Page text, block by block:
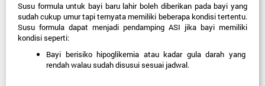
Susu formula untuk bayi baru lahir boleh diberikan pada bayi yang
sudah cukup umur tapi ternyata memiliki beberapa kondisi tertentu.
Susu formula dapat menjadi pendamping ASI jika bayi memiliki
kondisi seperti:
Bayi berisiko hipoglikemia atau kadar gula darah yang
rendah walau sudah disusui sesuai jadwal.